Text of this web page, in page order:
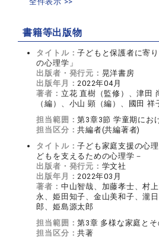
書籍等出版物
タイトル：子どもと保護者に寄
の心理学」
出版者・発行元： 晃洋書房
出版年月： 2022年04月
著者： 立花 直樹（監修）、津田
（編）、小山 顕（編）、國田 祥
担当範囲：第3章3節 学童期にお
担当区分：共編者(共編著者)
タイトル：子ども家庭支援の心
どもを支えるための心理学－
出版者・発行元： 学文社
出版年月： 2022年03月
著者： 中山智哉、加藤孝士、村
永、姫田知子、金山美和子、瀧
郎、姫島源太郎
担当範囲：第3章 多様な家庭とそ
担当区分：共著